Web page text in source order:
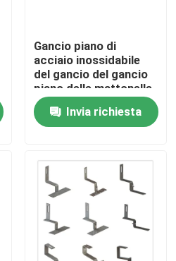
Gancio piano di
acciaio inossidabile
del gancio del gancio
piano delle mattonelle
180° pricipalmente
per EuropaInvia richiesta